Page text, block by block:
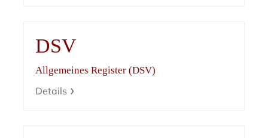
DSV
Allgemeines Register (DSV)
Details